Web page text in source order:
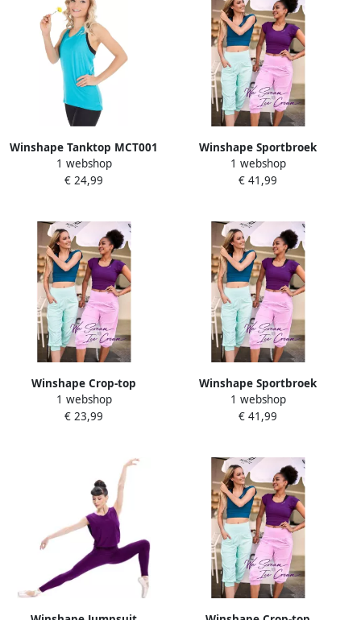
Winshape Tanktop MCT001
Ultralicht
1 webshop
€ 24,99
Winshape Sportbroek
Functional Comfort ¾
leisurebroek LEI201C
1 webshop
€ 41,99
Winshape Crop-top
AET137LS Functioneel licht
en zacht cropped
1 webshop
€ 23,99
Winshape Sportbroek
Functional Comfort ¾
leisurebroek LEI201C
1 webshop
€ 41,99